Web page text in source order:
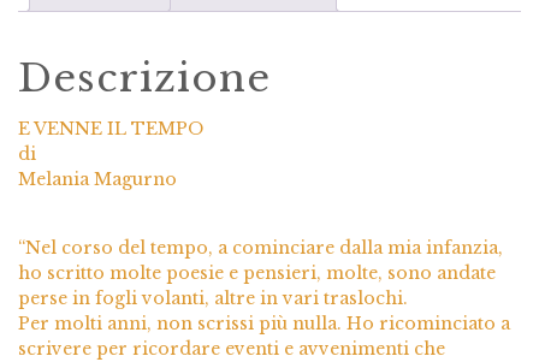
Descrizione
E VENNE IL TEMPO
di
Melania Magurno
“Nel corso del tempo, a cominciare dalla mia infanzia,
ho scritto molte poesie e pensieri, molte, sono andate
perse in fogli volanti, altre in vari traslochi.
Per molti anni, non scrissi più nulla. Ho ricominciato a
scrivere per ricordare eventi e avvenimenti che